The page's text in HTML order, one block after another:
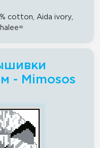
cotton, Aida ivory,
- Mimosos